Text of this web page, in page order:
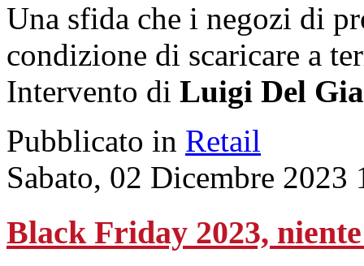
Una sfida che i negozi di
condizione di scaricare a
Intervento di Luigi Del
Pubblicato in Retail
Sabato, 02 Dicembre 2023
Black Friday 2023,